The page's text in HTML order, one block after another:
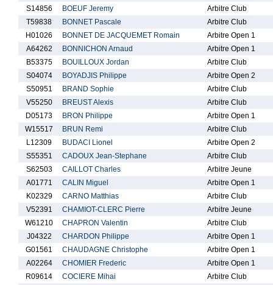
S14856
BOEUF Jeremy
Arbitre Club
T59838
BONNET Pascale
Arbitre Club
H01026
BONNET DE JACQUEMET Romain
Arbitre Open 1
A64262
BONNICHON Arnaud
Arbitre Open 1
B53375
BOUILLOUX Jordan
Arbitre Club
S04074
BOYADJIS Philippe
Arbitre Open 2
S50951
BRAND Sophie
Arbitre Club
V55250
BREUST Alexis
Arbitre Club
D05173
BRON Philippe
Arbitre Open 1
W15517
BRUN Remi
Arbitre Club
L12309
BUDACI Lionel
Arbitre Open 2
S55351
CADOUX Jean-Stephane
Arbitre Club
S62503
CAILLOT Charles
Arbitre Jeune
A01771
CALIN Miguel
Arbitre Open 1
K02329
CARNO Matthias
Arbitre Club
V52391
CHAMIOT-CLERC Pierre
Arbitre Jeune
W61210
CHAPRON Valentin
Arbitre Club
J04322
CHARDON Philippe
Arbitre Open 1
G01561
CHAUDAGNE Christophe
Arbitre Open 1
A02264
CHOMIER Frederic
Arbitre Open 1
R09614
COCIERE Mihai
Arbitre Club